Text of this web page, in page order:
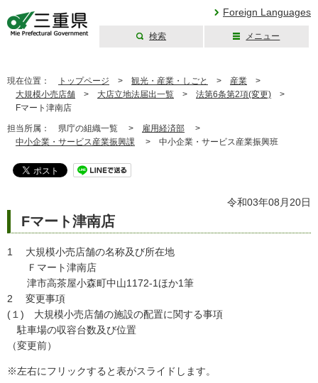
Foreign Languages
検索 メニュー
現在位置： トップページ > 観光・産業・しごと > 産業 >
大規模小売店舗 > 大店立地法届出一覧 > 法第6条第2項(変更) >
Fマート津南店
担当所属： 県庁の組織一覧 > 雇用経済部 >
中小企業・サービス産業振興課 > 中小企業・サービス産業振興班
令和03年08月20日
Fマート津南店
1 大規模小売店舗の名称及び所在地
Ｆマート津南店
津市高茶屋小森町中山1172-1ほか1筆
2 変更事項
(１) 大規模小売店舗の施設の配置に関する事項
駐車場の収容台数及び位置
（変更前）
※左右にフリックすると表がスライドします。